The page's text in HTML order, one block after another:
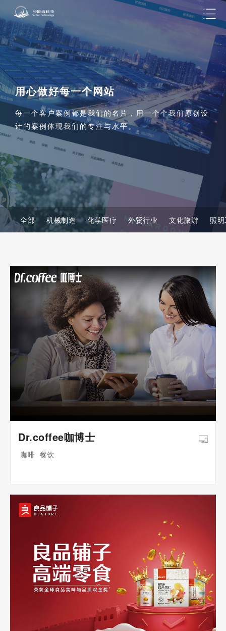
用心做好每一个网站
每一个客户案例都是我们的名片，用一个个我们原创设
计的案例体现我们的专注与水平。
全部 机械制造 化学医疗 外贸行业 文化旅游 照
Dr.coffee咖博士
咖啡 餐饮